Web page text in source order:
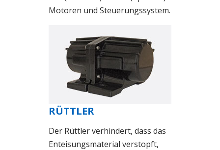
Motoren und Steuerungssystem.
RÜTTLER
Der Rüttler verhindert, dass das
Enteisungsmaterial verstopft,